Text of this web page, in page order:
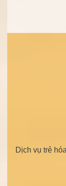
Tẩy xóa các